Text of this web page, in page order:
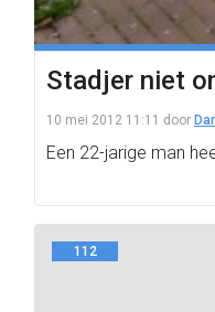
Stadjer niet
10 mei 2012 11:11 door
Een 22-jarige man
112